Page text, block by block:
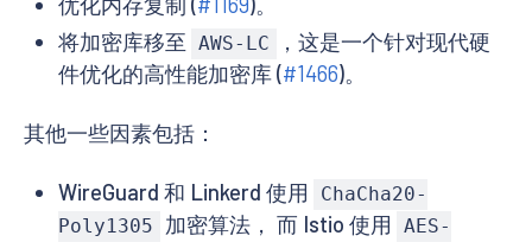
将加密库移至 AWS-LC
，这是一个针对现代硬
件优化的高性能加密库 (#1466)。
其他一些因素包括：
WireGuard 和 Linkerd 使用
ChaCha20-
Poly1305
加密算法， 而 Istio 使用
AES-